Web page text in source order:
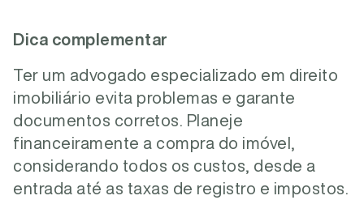
Dica complementar
Ter um advogado especializado em direito
imobiliário evita problemas e garante
documentos corretos. Planeje
financeiramente a compra do imóvel,
considerando todos os custos, desde a
entrada até as taxas de registro e impostos.